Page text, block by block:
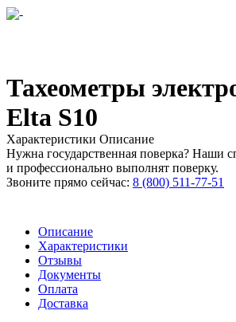
Тахеометры
Elta S10
Характеристики Описание
Нужна государственная поверка? Наши
и профессионально выполнят поверку.
Звоните прямо сейчас: 8 (800) 511-77-51
Описание
Характеристики
Отзывы
Документы
Оплата
Доставка